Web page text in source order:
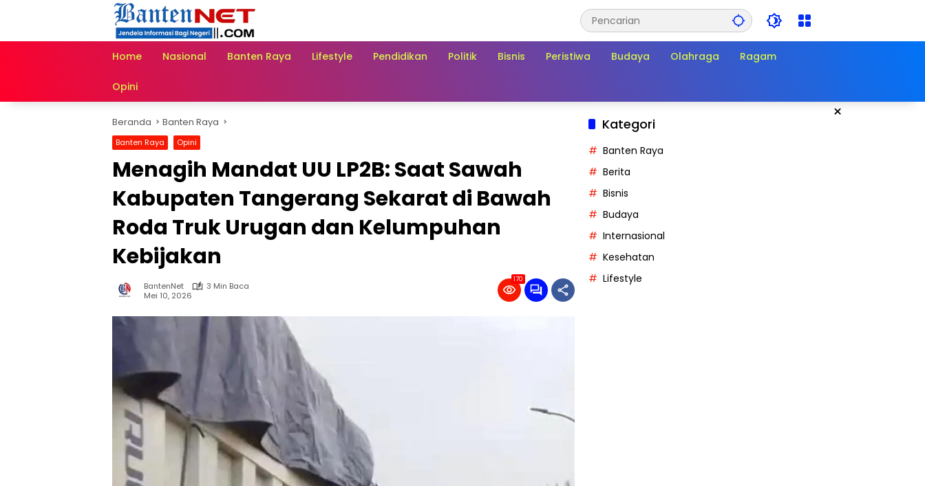
Home
Nasional Banten Raya Lifestyle Pendidikan Politik Bisnis Peristiwa Budaya Olahraga Ragam
Opini
×
Beranda Banten Raya
Banten Raya Opini
Menagih Mandat UU LP2B: Saat Sawah
Kabupaten Tangerang Sekarat di Bawah
Roda Truk Urugan dan Kelumpuhan
Kebijakan
BantenNet
3 Min Baca
Mei 10, 2026
170
Kategori
Banten Raya
Berita
Bisnis
Budaya
Internasional
Kesehatan
Lifestyle